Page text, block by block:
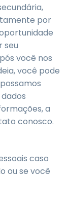
por
seu
você nos
você pode
a
conosco.
caso
ou se você